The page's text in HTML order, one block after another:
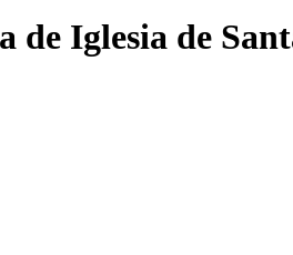
de Iglesia de